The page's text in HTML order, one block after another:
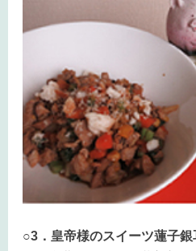
○3．皇帝様のスイーツ蓮子銀